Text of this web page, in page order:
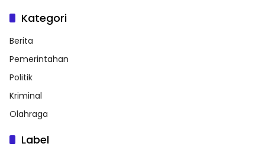
Kategori
Berita
Pemerintahan
Politik
Kriminal
Olahraga
Label